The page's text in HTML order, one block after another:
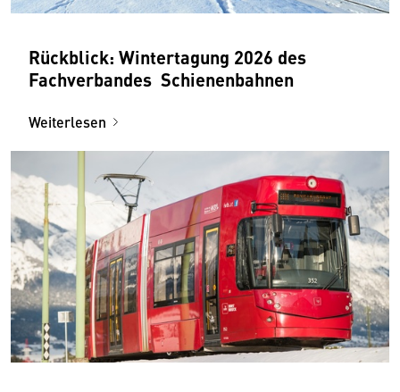
Rückblick: Wintertagung 2026 des
Fachverbandes Schienenbahnen
Weiterlesen